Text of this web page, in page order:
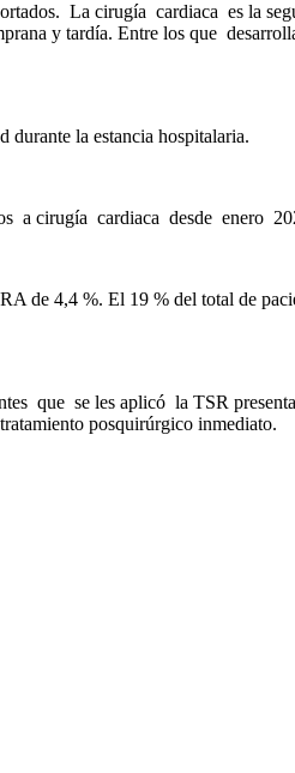
La cirugía cardiaca es la
y tardía. Entre los que
la estancia hospitalaria.
a cirugía cardiaca desde enero
de 4,4 %. El 19 % del total de
que se les aplicó la TSR
posquirúrgico inmediato.